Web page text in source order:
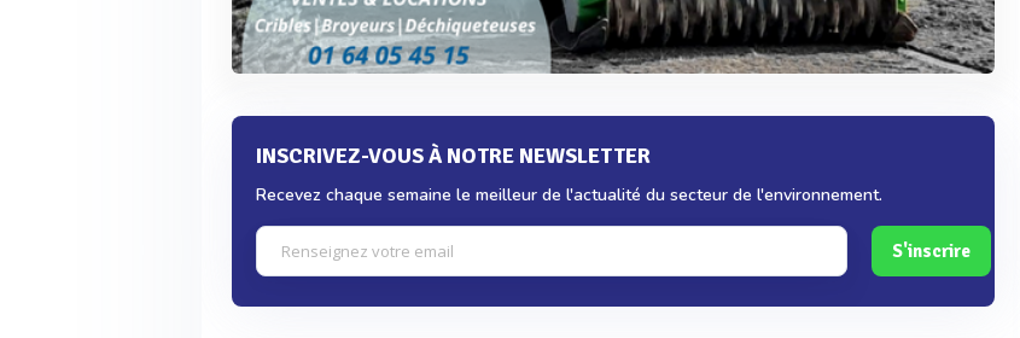
INSCRIVEZ-VOUS À NOTRE NEWSLETTER
Recevez chaque semaine le meilleur de l'actualité du secteur de l'environnement.
S'inscrire